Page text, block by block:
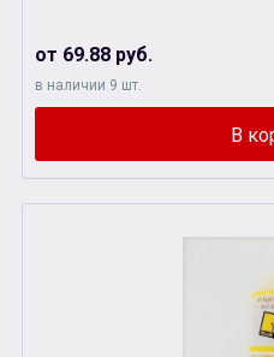
от 69.88 руб.
в наличии 9 шт.